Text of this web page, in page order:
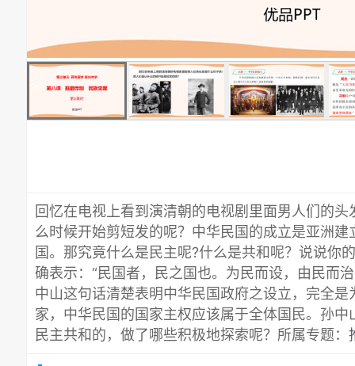
回忆在电视上看到演清朝的电视剧里面男人们的
么时候开始剪短发的呢？中华民国的成立是亚洲
国。那究竟什么是民主呢?什么是共和呢？说说你
确表示：“民国者，民之国也。为民而设，由民而
中山这句话清楚表明中华民国政府之设立，完全
家，中华民国的国家主权应该属于全体国民。孙
民主共和的，做了哪些积极地探索呢？所属专题：